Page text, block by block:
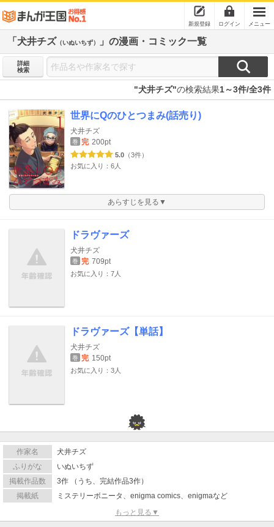
新規登録 ログイン メニュー
「犬井チズ （いぬいちず） 」の漫画・コミック一覧
詳細
検索
"犬井チズ"の検索結果1～3件/全3件
世界にQのひとつまみ(話売り)
犬井チズ
巻 完 200pt
5.0 （3件）
お気に入り：6人
あらすじを見る▼
ドラヴァーズ
犬井チズ
巻 完 709pt
お気に入り：7人
ドラヴァーズ【単話】
犬井チズ
巻 完 150pt
お気に入り：3人
作家名
犬井チズ
ふりがな
いぬいちず
掲載作品数
3作 （うち、完結作品3作）
掲載紙
ミステリーボニータ、enigma comics、enigmaなど
もっと見る▼